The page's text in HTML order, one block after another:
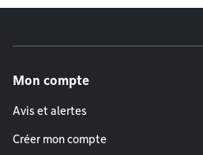
Mon compte
Avis et alertes
Créer mon compte